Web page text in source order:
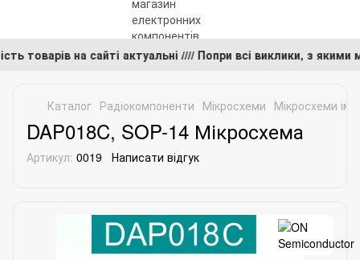
товарів на сайті актуальні //// Попри всі виклики, з
Каталог Радіокомпоненти Мікросхеми Мікросхеми
DAP018C, SOP-14 Мікросхема
Артикул: 0019 Написати відгук